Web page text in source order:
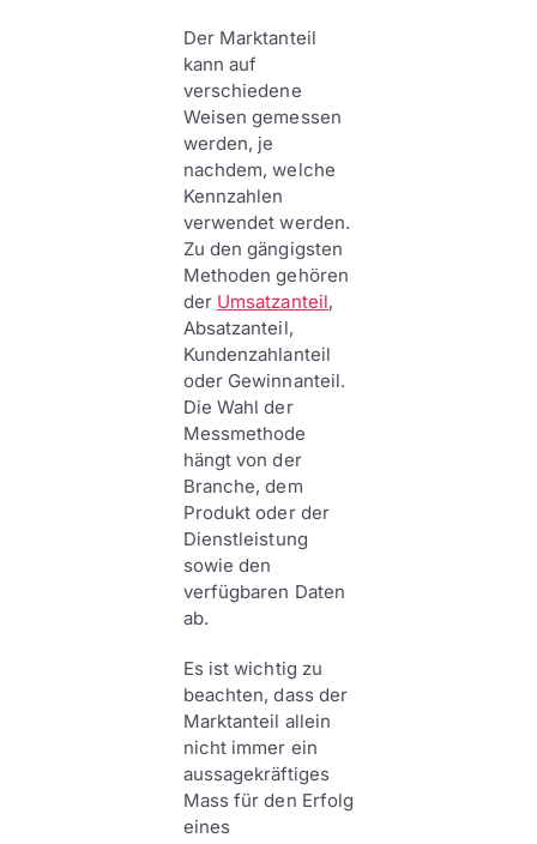
Der Marktanteil
kann auf
verschiedene
Weisen gemessen
werden, je
nachdem, welche
Kennzahlen
verwendet werden.
Zu den gängigsten
Methoden gehören
der Umsatzanteil,
Absatzanteil,
Kundenzahlanteil
oder Gewinnanteil.
Die Wahl der
Messmethode
hängt von der
Branche, dem
Produkt oder der
Dienstleistung
sowie den
verfügbaren Daten
ab.
Es ist wichtig zu
beachten, dass der
Marktanteil allein
nicht immer ein
aussagekräftiges
Mass für den Erfolg
eines